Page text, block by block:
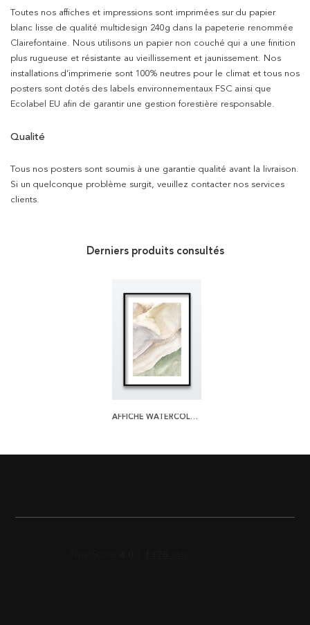
Toutes nos affiches et impressions sont imprimées sur du papier
blanc lisse de qualité multidesign 240g dans la papeterie renommée
Clairefontaine. Nous utilisons un papier non couché qui a une finition
plus rugueuse et résistante au vieillissement et jaunissement. Nos
installations d’imprimerie sont 100% neutres pour le climat et tous nos
posters sont dotés des labels environnementaux FSC ainsi que
Ecolabel EU afin de garantir une gestion forestière responsable.
Qualité
Tous nos posters sont soumis à une garantie qualité avant la livraison.
Si un quelconque problème surgit, veuillez contacter nos services
clients.
Derniers produits consultés
AFFICHE WATERCOLOR LAYERS